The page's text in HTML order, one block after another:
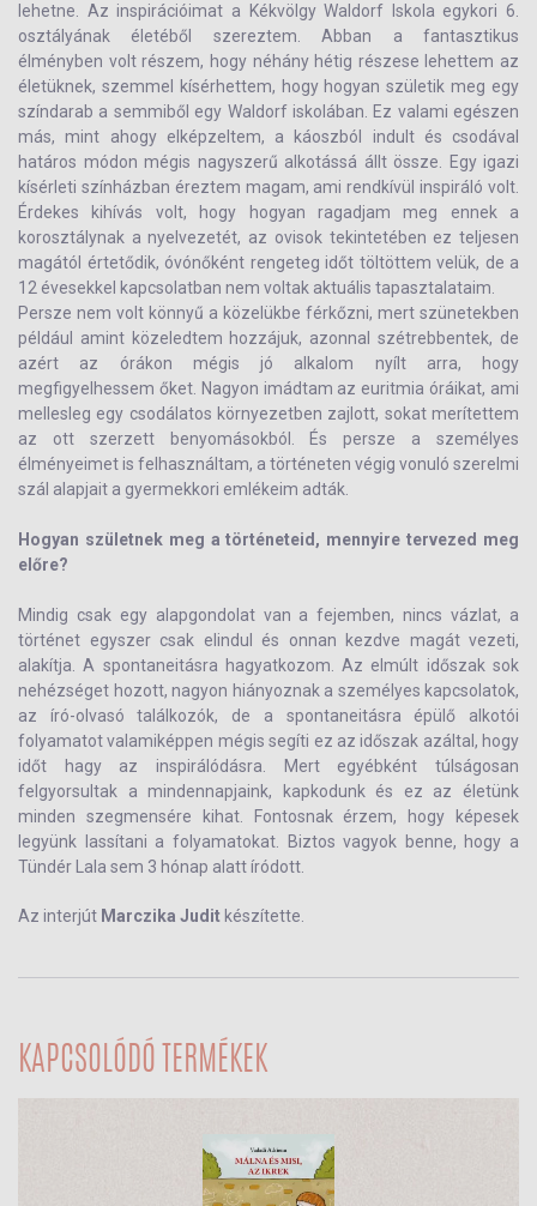
lehetne. Az inspirációimat a Kékvölgy Waldorf Iskola egykori 6.
osztályának életéből szereztem. Abban a fantasztikus
élményben volt részem, hogy néhány hétig részese lehettem az
életüknek, szemmel kísérhettem, hogy hogyan születik meg egy
színdarab a semmiből egy Waldorf iskolában. Ez valami egészen
más, mint ahogy elképzeltem, a káoszból indult és csodával
határos módon mégis nagyszerű alkotássá állt össze. Egy igazi
kísérleti színházban éreztem magam, ami rendkívül inspiráló volt.
Érdekes kihívás volt, hogy hogyan ragadjam meg ennek a
korosztálynak a nyelvezetét, az ovisok tekintetében ez teljesen
magától értetődik, óvónőként rengeteg időt töltöttem velük, de a
12 évesekkel kapcsolatban nem voltak aktuális tapasztalataim.
Persze nem volt könnyű a közelükbe férkőzni, mert szünetekben
például amint közeledtem hozzájuk, azonnal szétrebbentek, de
azért az órákon mégis jó alkalom nyílt arra, hogy
megfigyelhessem őket. Nagyon imádtam az euritmia óráikat, ami
mellesleg egy csodálatos környezetben zajlott, sokat merítettem
az ott szerzett benyomásokból. És persze a személyes
élményeimet is felhasználtam, a történeten végig vonuló szerelmi
szál alapjait a gyermekkori emlékeim adták.
Hogyan születnek meg a történeteid, mennyire tervezed meg
előre?
Mindig csak egy alapgondolat van a fejemben, nincs vázlat, a
történet egyszer csak elindul és onnan kezdve magát vezeti,
alakítja. A spontaneitásra hagyatkozom. Az elmúlt időszak sok
nehézséget hozott, nagyon hiányoznak a személyes kapcsolatok,
az író-olvasó találkozók, de a spontaneitásra épülő alkotói
folyamatot valamiképpen mégis segíti ez az időszak azáltal, hogy
időt hagy az inspirálódásra. Mert egyébként túlságosan
felgyorsultak a mindennapjaink, kapkodunk és ez az életünk
minden szegmensére kihat. Fontosnak érzem, hogy képesek
legyünk lassítani a folyamatokat. Biztos vagyok benne, hogy a
Tündér Lala sem 3 hónap alatt íródott.
Az interjút Marczika Judit készítette.
KAPCSOLÓDÓ TERMÉKEK